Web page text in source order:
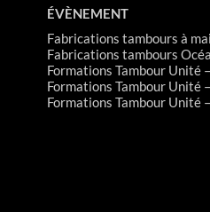
ÉVÈNEMENT
Fabrications tambours à
Fabrications tambours
Formations Tambour Unité
Formations Tambour Unité
Formations Tambour Unité